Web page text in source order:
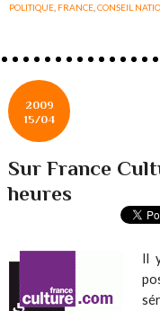
POLITIQUE FRANCE ,CONSEIL
2009
15/04
Sur France
heures
Il